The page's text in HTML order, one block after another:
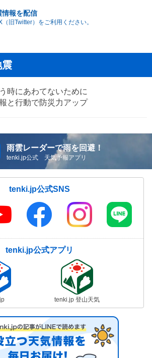
情報を配信
旧Twitter）をご利用ください。
震
時にあわてないために
と行動で防災力アップ
雨雲レーダーで雨を回避！
tenki.jp公式 天気予報アプリ
tenki.jp公式SNS
tenki.jp公式アプリ
tenki.jp 登山天気